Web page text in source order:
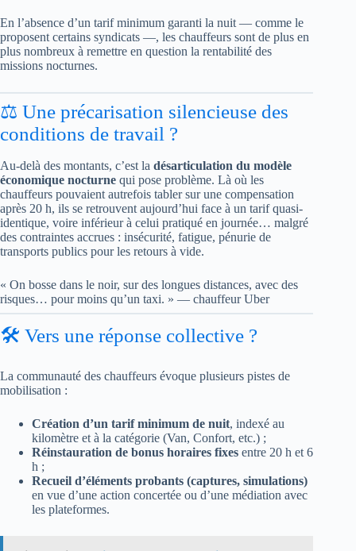
En l’absence d’un tarif minimum garanti la nuit — comme le
proposent certains syndicats —, les chauffeurs sont de plus en
plus nombreux à remettre en question la rentabilité des
missions nocturnes.
⚖️ Une précarisation silencieuse des
conditions de travail ?
Au-delà des montants, c’est la désarticulation du modèle
économique nocturne qui pose problème. Là où les
chauffeurs pouvaient autrefois tabler sur une compensation
après 20 h, ils se retrouvent aujourd’hui face à un tarif quasi-
identique, voire inférieur à celui pratiqué en journée… malgré
des contraintes accrues : insécurité, fatigue, pénurie de
transports publics pour les retours à vide.
« On bosse dans le noir, sur des longues distances, avec des
risques… pour moins qu’un taxi. » — chauffeur Uber
🛠️ Vers une réponse collective ?
La communauté des chauffeurs évoque plusieurs pistes de
mobilisation :
Création d’un tarif minimum de nuit, indexé au
kilomètre et à la catégorie (Van, Confort, etc.) ;
Réinstauration de bonus horaires fixes entre 20 h et 6
h ;
Recueil d’éléments probants (captures, simulations)
en vue d’une action concertée ou d’une médiation avec
les plateformes.